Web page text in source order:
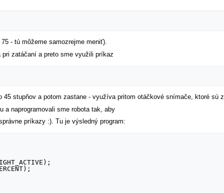
- tú môžeme samozrejme meniť).
zatáčaní a preto sme využili príkaz
stupňov a potom zastane - využíva pritom otáčkové snímače, ktoré sú
a naprogramovali sme robota tak, aby
príkazy :). Tu je výsledný program: